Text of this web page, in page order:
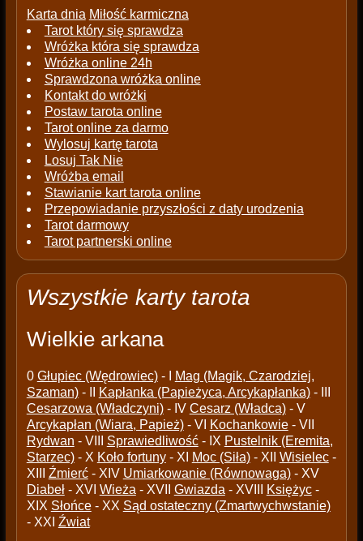
Karta dnia Miłość karmiczna
Tarot który się sprawdza
Wróżka która się sprawdza
Wróżka online 24h
Sprawdzona wróżka online
Kontakt do wróżki
Postaw tarota online
Tarot online za darmo
Wylosuj kartę tarota
Losuj Tak Nie
Wróżba email
Stawianie kart tarota online
Przepowiadanie przyszłości z daty urodzenia
Tarot darmowy
Tarot partnerski online
Wszystkie karty tarota
Wielkie arkana
0 Głupiec (Wędrowiec)- I
Mag (Magik, Czarodziej,
Szaman)- II Kapłanka (Papieżyca, Arcykapłanka)- III
Cesarzowa (Władczyni)- IV Cesarz (Władca)- V
Arcykapłan (Wiara, Papież)- VI Kochankowie- VII
Rydwan - VIII Sprawiedliwość- IX Pustelnik (Eremita,
Starzec)- X Koło fortuny- XI Moc (Siła)- XII Wisielec-
XIII Źmierć- XIV Umiarkowanie (Równowaga)- XV
Diabeł- XVI Wieża - XVII Gwiazda - XVIII Księżyc-
XIX Słońce- XX Sąd ostateczny (Zmartwychwstanie)
- XXI Źwiat